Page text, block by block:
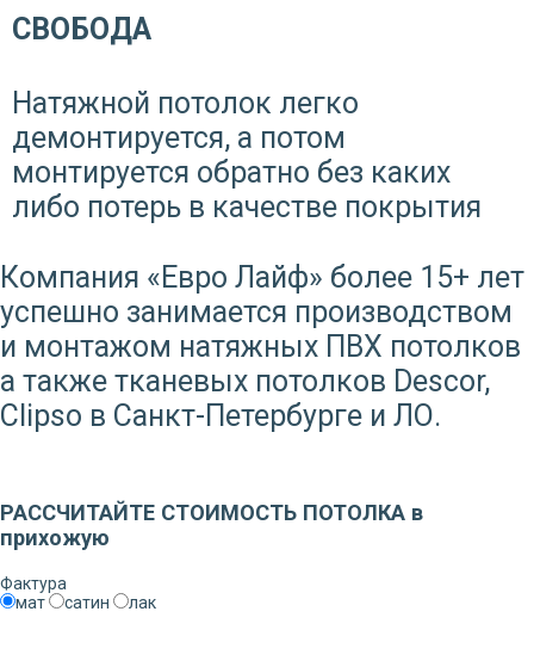
СВОБОДА
Натяжной потолок легко
демонтируется, а потом
монтируется обратно без каких
либо потерь в качестве покрытия
Компания «Евро Лайф» более 15+ лет
успешно занимается производством
и монтажом натяжных ПВХ потолков
а также тканевых потолков Descor,
Clipso в Санкт-Петербурге и ЛО.
РАССЧИТАЙТЕ СТОИМОСТЬ ПОТОЛКА в
прихожую
Фактура
мат
сатин лак